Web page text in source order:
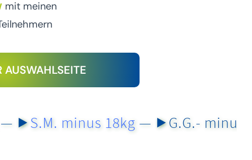
mit meinen
AUSWAHLSEITE
minus 18kg— ⯈G.G.- minus 12 Kg